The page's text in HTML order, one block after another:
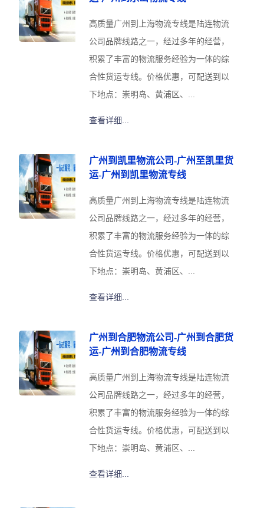
高质量广州到上海物流专线是陆连物流
公司品牌线路之一，经过多年的经营，
积累了丰富的物流服务经验为一体的综
合性货运专线。价格优惠，可配送到以
下地点：崇明岛、黄浦区、...
查看详细...
广州到凯里物流公司-广州至凯里货
运-广州到凯里物流专线
高质量广州到上海物流专线是陆连物流
公司品牌线路之一，经过多年的经营，
积累了丰富的物流服务经验为一体的综
合性货运专线。价格优惠，可配送到以
下地点：崇明岛、黄浦区、...
查看详细...
广州到合肥物流公司-广州到合肥货
运-广州到合肥物流专线
高质量广州到上海物流专线是陆连物流
公司品牌线路之一，经过多年的经营，
积累了丰富的物流服务经验为一体的综
合性货运专线。价格优惠，可配送到以
下地点：崇明岛、黄浦区、...
查看详细...